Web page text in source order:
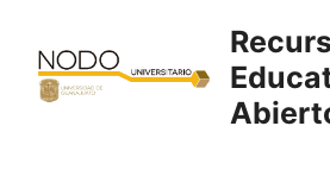
contenido